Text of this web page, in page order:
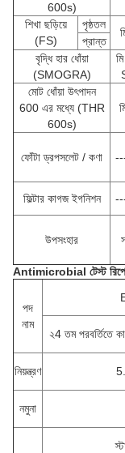
600s)
শিখা ছড়িয়ে
(FS)
পৃষ্ঠতল
প্রান্ত
বৃদ্ধি হার ধোঁয়া
(SMOGRA)
মোট ধোঁয়া উৎপাদন
600 এর মধ্যে (THR
600s)
ফোঁটা ড্রপসলেট / কণা
ফিল্টার কাগজ ইগনিশন
উপসংহার
Antimicrobial টেস্ট
পদ
নাম
২4 তম পরবর্তিতে
নিয়ন্ত্রণ
নমুনা